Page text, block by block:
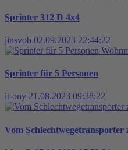
Sprinter 312 D 4x4
jinsvob 02.09.2023 22:44:22
Sprinter für 5 Personen
it-ony 21.08.2023 09:38:22
Vom Schlechtwegetransporter